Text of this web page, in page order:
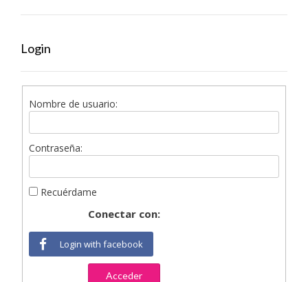
Login
Nombre de usuario:
Contraseña:
Recuérdame
Conectar con:
Login with facebook
Acceder